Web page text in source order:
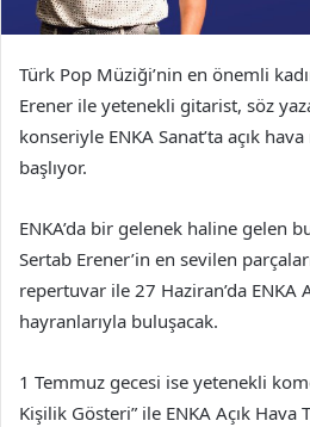
Türk Pop Müziği’nin en önemli
Erener ile yetenekli gitarist, söz
konseriyle ENKA Sanat’ta açık
başlıyor.
ENKA’da bir gelenek haline gelen
Sertab Erener’in en sevilen
repertuvar ile 27 Haziran’da ENKA
hayranlarıyla buluşacak.
1 Temmuz gecesi ise yetenekli
Kişilik Gösteri” ile ENKA Açık Hava